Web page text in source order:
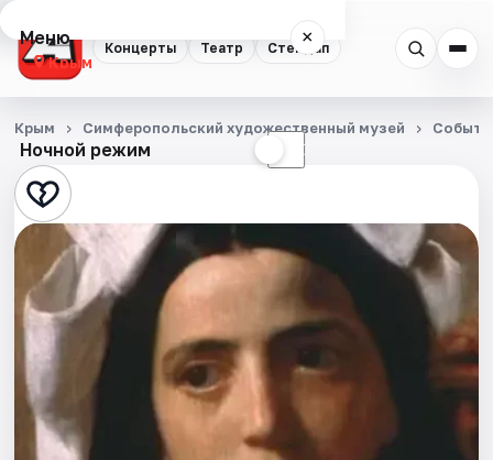
Концерты Театр Стендап
Меню ×
Крым
Концерты
Театр
Стендап
События
Города
Площадки
Артисты
Ночной режим ☾
Крым Симферопольский художественный музей